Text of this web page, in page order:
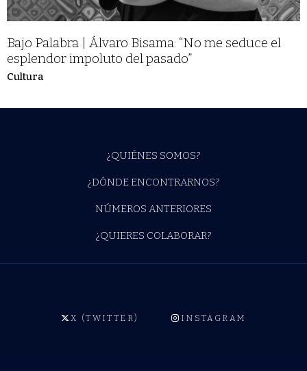
Bajo Palabra | Álvaro Bisama: “No me seduce el
esplendor impoluto del pasado”
Cultura
¿QUIÉNES SOMOS?
¿DÓNDE ENCONTRARNOS?
NÚMEROS ANTERIORES
¿QUIERES COLABORAR?
X (TWITTER) INSTAGRAM